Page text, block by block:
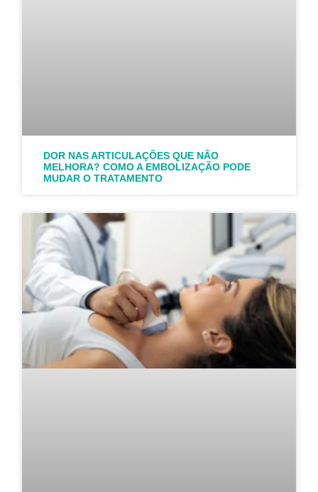
DOR NAS ARTICULAÇÕES QUE NÃO
MELHORA? COMO A EMBOLIZAÇÃO PODE
MUDAR O TRATAMENTO